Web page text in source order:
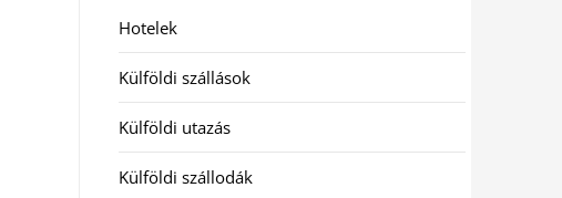
Hotelek
Külföldi szállások
Külföldi utazás
Külföldi szállodák